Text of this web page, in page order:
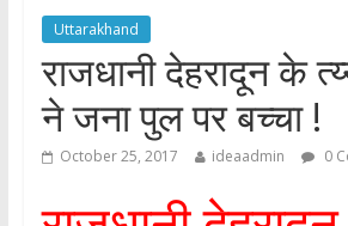
Uttarakhand
राजधानी देहरादून के
ने जना पुल पर बच्चा !
October 25, 2017 ideaadmin 0